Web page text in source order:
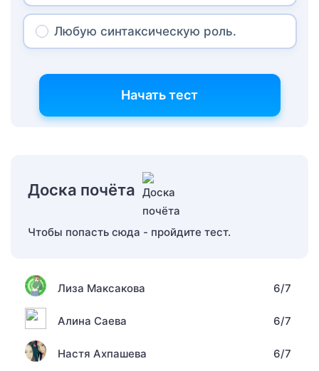
Любую синтаксическую роль.
Начать тест
Доска почёта
Чтобы попасть сюда - пройдите тест.
Лиза Максакова 6/7
Алина Саева 6/7
Настя Ахпашева 6/7